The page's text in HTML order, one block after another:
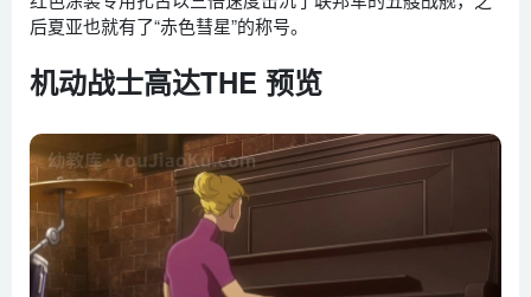
后夏亚也就有了“赤色彗星”的称号。
机动战士高达THE 预览